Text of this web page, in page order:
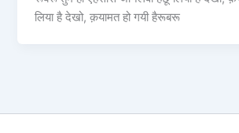
लिया है देखो, क़यामत हो गयी हैरूबरू